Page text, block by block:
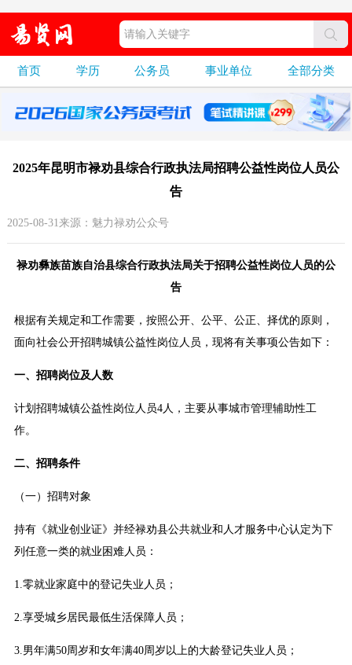
首页 学历 公务员 事业单位 全部分类
2025年昆明市禄劝县综合行政执法局招聘公益性岗位人员公
告
2025-08-31来源：魅力禄劝公众号
禄劝彝族苗族自治县综合行政执法局关于招聘公益性岗位人员的公
告
根据有关规定和工作需要，按照公开、公平、公正、择优的原则，
面向社会公开招聘城镇公益性岗位人员，现将有关事项公告如下：
一、招聘岗位及人数
计划招聘城镇公益性岗位人员4人，主要从事城市管理辅助性工
作。
二、招聘条件
（一）招聘对象
持有《就业创业证》并经禄劝县公共就业和人才服务中心认定为下
列任意一类的就业困难人员：
1.零就业家庭中的登记失业人员；
2.享受城乡居民最低生活保障人员；
3.男年满50周岁和女年满40周岁以上的大龄登记失业人员；